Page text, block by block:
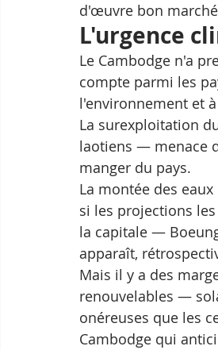
d'œuvre bon
L'urgence
Le Cambodge n'a
compte parmi les
l'environnement et
La surexploitation
laotiens — menace
manger du pays.
La montée des
si les projections
la capitale —
apparaît,
Mais il y a des
renouvelables —
onéreuses que les
Cambodge qui